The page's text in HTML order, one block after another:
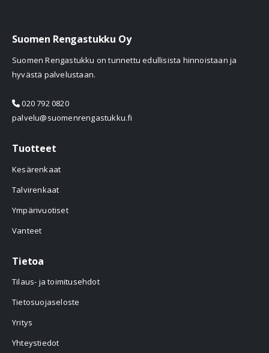
Suomen Rengastukku Oy
Suomen Rengastukku on tunnettu edullisista hinnoistaan ja
hyvästä palvelustaan.
020 792 0820
palvelu@suomenrengastukku.fi
Tuotteet
Kesärenkaat
Talvirenkaat
Ympärivuotiset
Vanteet
Tietoa
Tilaus- ja toimitusehdot
Tietosuojaseloste
Yritys
Yhteystiedot